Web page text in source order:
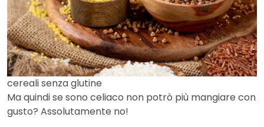
cereali senza glutine
Ma quindi se sono celiaco non potrò più mangiare con
gusto? Assolutamente no!